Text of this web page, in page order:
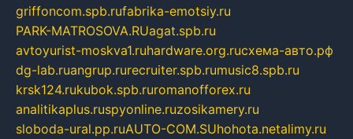
griffoncom.spb.rufabrika-emotsiy.ru
PARK-MATROSOVA.RUagat.spb.ru
avtoyurist-moskva1.ruhardware.org.ruсхема-авто.рф
dg-lab.ruangrup.rurecruiter.spb.rumusic8.spb.ru
krsk124.rukubok.spb.ruromanofforex.ru
analitikaplus.ruspyonline.ruzosikamery.ru
sloboda-ural.pp.ruAUTO-COM.SUhohota.netalimy.ru